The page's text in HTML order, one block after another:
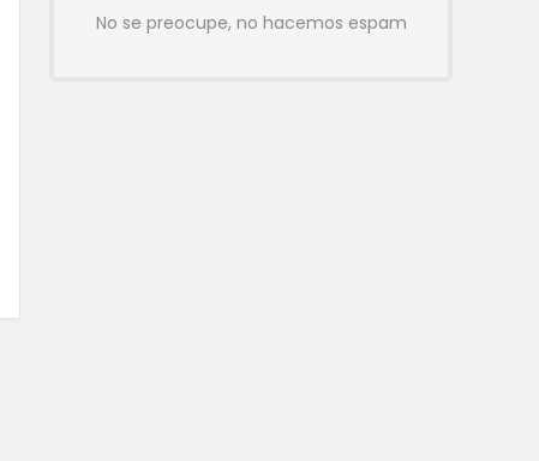
No se preocupe, no hacemos espam